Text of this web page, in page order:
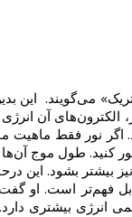
می‌گویند. این
آن انرژی
اگر نور فقط ماهیت
کنید. طول‌ موج‌
بیشتر بشود. این
فهم‌تر است. او
انرژی بیشتری